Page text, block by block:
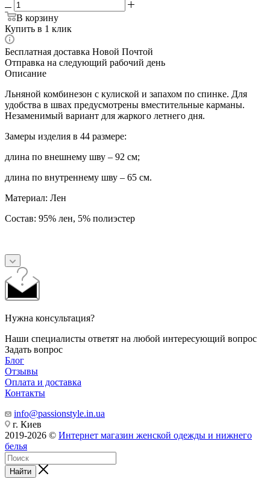
В корзину
Купить в 1 клик
Бесплатная доставка Новой Почтой
Отправка на следующий рабочий день
Описание
Льняной комбинезон с кулиской и запахом по спинке. Для
удобства в швах предусмотрены вместительные карманы.
Незаменимый вариант для жаркого летнего дня.
Замеры изделия в 44 размере:
длина по внешнему шву – 92 см;
длина по внутреннему шву – 65 см.
Материал: Лен
Состав: 95% лен, 5% полиэстер
Нужна консультация?
Наши специалисты ответят на любой интересующий вопрос
Задать вопрос
Блог
Отзывы
Оплата и доставка
Контакты
info@passionstyle.in.ua
г. Киев
2019-2026 © Интернет магазин женской одежды и нижнего
белья
Найти